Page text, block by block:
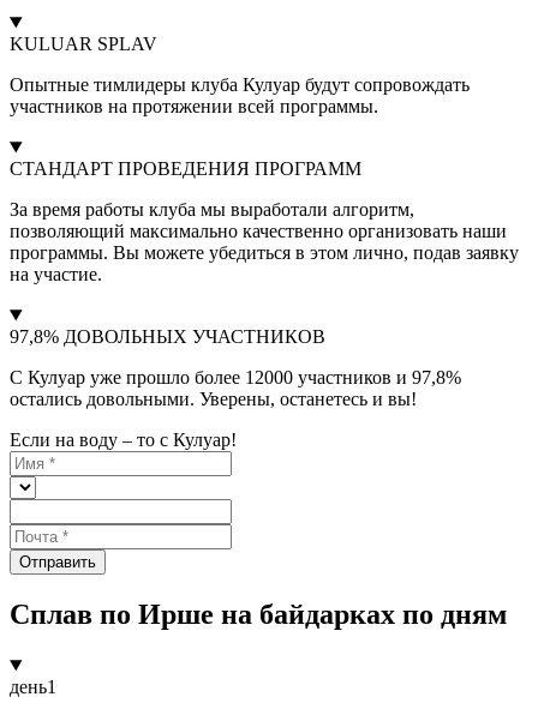
KULUAR SPLAV
Опытные тимлидеры клуба Кулуар будут сопровождать
участников на протяжении всей программы.
СТАНДАРТ ПРОВЕДЕНИЯ ПРОГРАММ
За время работы клуба мы выработали алгоритм,
позволяющий максимально качественно организовать наши
программы. Вы можете убедиться в этом лично, подав заявку
на участие.
97,8% ДОВОЛЬНЫХ УЧАСТНИКОВ
С Кулуар уже прошло более 12000 участников и 97,8%
остались довольными. Уверены, останетесь и вы!
Если на воду – то с Кулуар!
Отправить
Сплав по Ирше на байдарках по дням
день1